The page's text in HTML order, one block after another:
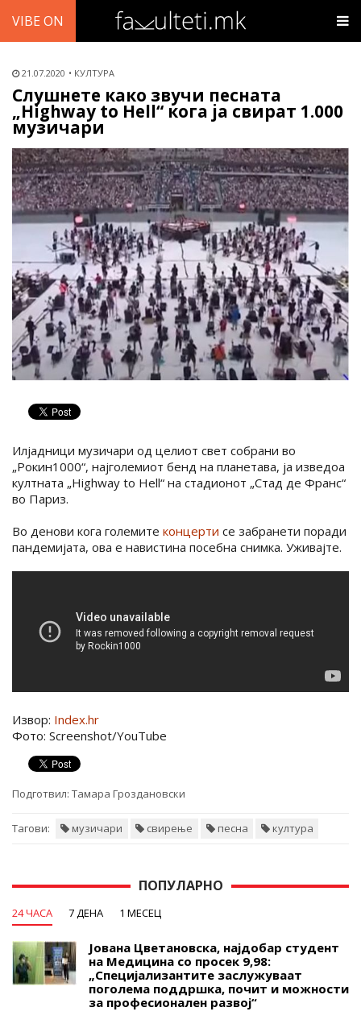
VIBE ON
21.07.2020 КУЛТУРА
Слушнете како звучи песната
„Highway to Hell“ кога ја свират 1.000
музичари
Илјадници музичари од целиот свет собрани во
„Рокин1000“, најголемиот бенд на планетава, ја изведоа
култната „Highway to Hell“ на стадионот „Стад де Франс“
во Париз.
Во денови кога големите концерти се забранети поради
пандемијата, ова е навистина посебна снимка. Уживајте.
Извор: Index.hr
Фото: Screenshot/YouTube
Подготвил: Тамара Гроздановски
Тагови: музичари свирење песна култура
ПОПУЛАРНО
24 ЧАСА 7 ДЕНА 1 МЕСЕЦ
Јована Цветановска, најдобар студент
на Медицина со просек 9,98:
„Специјализантите заслужуваат
поголема поддршка, почит и можности
за професионален развој“